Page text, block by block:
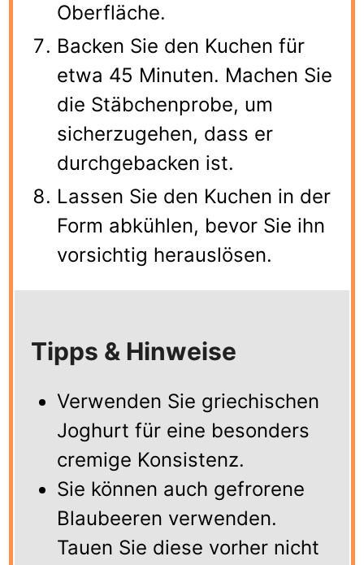
Oberfläche.
Backen Sie den Kuchen für
etwa 45 Minuten. Machen Sie
die Stäbchenprobe, um
sicherzugehen, dass er
durchgebacken ist.
Lassen Sie den Kuchen in der
Form abkühlen, bevor Sie ihn
vorsichtig herauslösen.
Tipps & Hinweise
Verwenden Sie griechischen
Joghurt für eine besonders
cremige Konsistenz.
Sie können auch gefrorene
Blaubeeren verwenden.
Tauen Sie diese vorher nicht